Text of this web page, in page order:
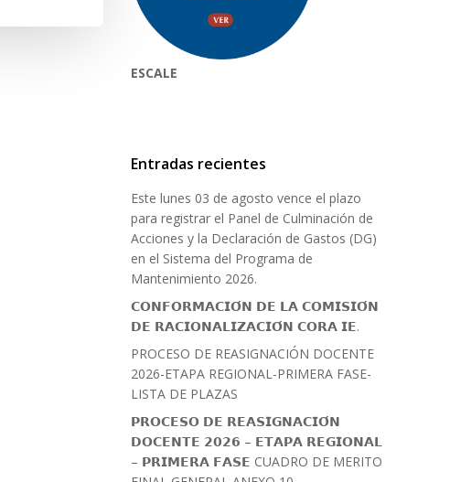
ESCALE
Entradas recientes
Este lunes 03 de agosto vence el plazo
para registrar el Panel de Culminación de
Acciones y la Declaración de Gastos (DG)
en el Sistema del Programa de
Mantenimiento 2026.
𝗖𝗢𝗡𝗙𝗢𝗥𝗠𝗔𝗖𝗜𝗢́𝗡 𝗗𝗘 𝗟𝗔 𝗖𝗢𝗠𝗜𝗦𝗜𝗢́𝗡
𝗗𝗘 𝗥𝗔𝗖𝗜𝗢𝗡𝗔𝗟𝗜𝗭𝗔𝗖𝗜𝗢́𝗡 𝗖𝗢𝗥𝗔 𝗜𝗘.
PROCESO DE REASIGNACIÓN DOCENTE
2026-ETAPA REGIONAL-PRIMERA FASE-
LISTA DE PLAZAS
𝗣𝗥𝗢𝗖𝗘𝗦𝗢 𝗗𝗘 𝗥𝗘𝗔𝗦𝗜𝗚𝗡𝗔𝗖𝗜𝗢́𝗡
𝗗𝗢𝗖𝗘𝗡𝗧𝗘 𝟮𝟬𝟮𝟲 – 𝗘𝗧𝗔𝗣𝗔 𝗥𝗘𝗚𝗜𝗢𝗡𝗔𝗟
– 𝗣𝗥𝗜𝗠𝗘𝗥𝗔 𝗙𝗔𝗦𝗘 CUADRO DE MERITO